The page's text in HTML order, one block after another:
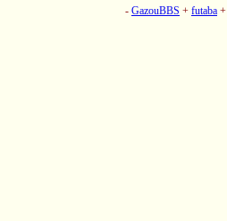
- GazouBBS + futaba +